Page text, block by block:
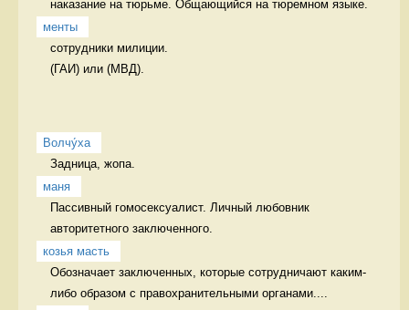
наказание на тюрьме. Общающийся на тюремном языке.
менты
сотрудники милиции.
(ГАИ) или (МВД).
Волчу́ха
Задница, жопа.
маня
Пассивный гомосексуалист. Личный любовник
авторитетного заключенного.
козья масть
Обозначает заключенных, которые сотрудничают каким-
либо образом с правохранительными органами....